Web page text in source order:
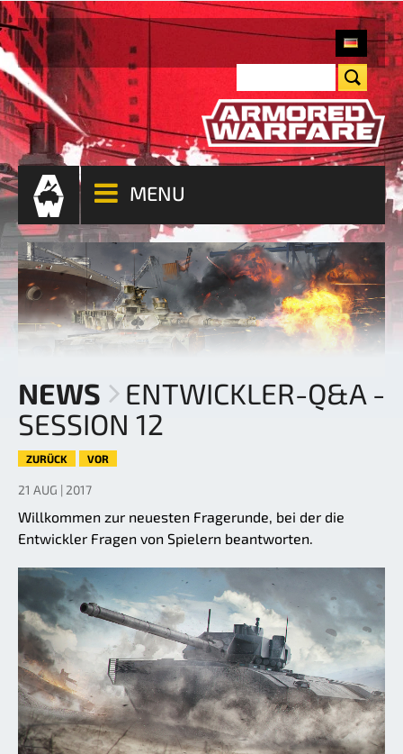
MENU
NEWS
ENTWICKLER-Q&A -
SESSION 12
ZURÜCK VOR
21 AUG | 2017
Willkommen zur neuesten Fragerunde, bei der die
Entwickler Fragen von Spielern beantworten.